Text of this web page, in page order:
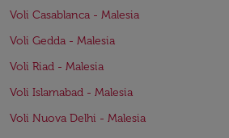
Voli Casablanca - Malesia
Voli Gedda - Malesia
Voli Riad - Malesia
Voli Islamabad - Malesia
Voli Nuova Delhi - Malesia